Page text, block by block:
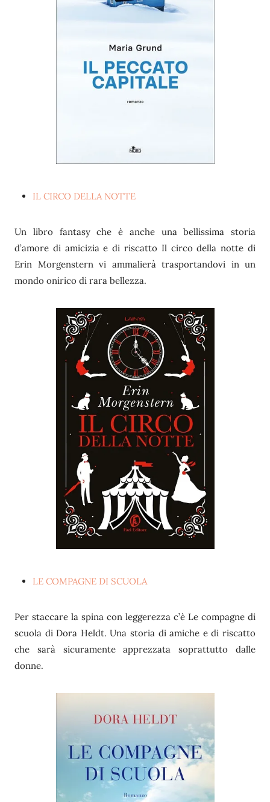
IL CIRCO DELLA NOTTE
Un libro fantasy che è anche una bellissima storia
d’amore di amicizia e di riscatto Il circo della notte di
Erin Morgenstern vi ammalierà trasportandovi in un
mondo onirico di rara bellezza.
LE COMPAGNE DI SCUOLA
Per staccare la spina con leggerezza c’è Le compagne di
scuola di Dora Heldt. Una storia di amiche e di riscatto
che sarà sicuramente apprezzata soprattutto dalle
donne.